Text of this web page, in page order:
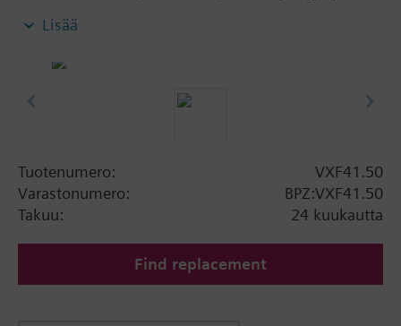
verkostoissa
Lisätietoa
VXF41…4: Karantiiviste PTFE-mansetilla
Lisää
Tuotenumero:
VXF41.50
Varastonumero:
BPZ:VXF41.50
Takuu:
24 kuukautta
Find replacement